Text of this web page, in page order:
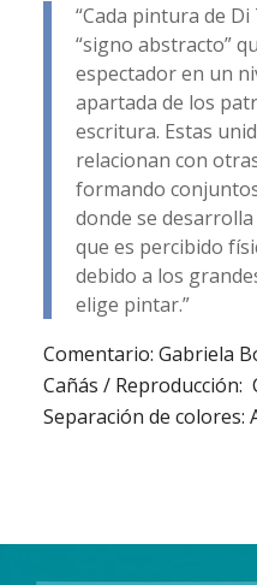
“Cada pintura de
“signo abstracto”
espectador en un
apartada de los
escritura. Estas
relacionan con
formando
donde se
que es percibido
debido a los
elige pintar.”
Comentario: Gabriela
Cañás /
Separación de colores: